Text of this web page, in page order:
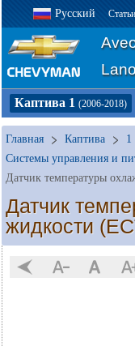
Русский Статьи
Каптива 1 (2006-2018)
Главная Каптива 1
Системы управления и
Датчик температуры
Датчик
жидкости